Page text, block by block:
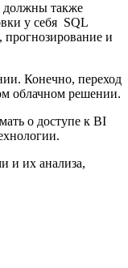
должны также
у себя SQL
прогнозирование и
Конечно, переход
облачном решении.
о доступе к BI
и их анализа,